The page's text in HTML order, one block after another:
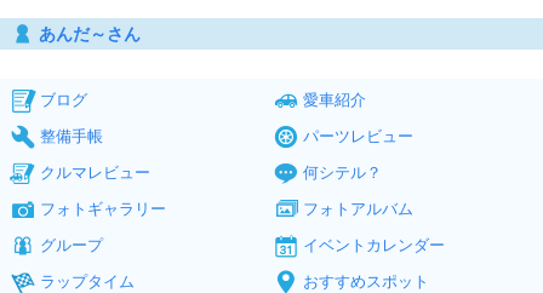
あんだ～さん
ブログ
愛車紹介
整備手帳
パーツレビュー
クルマレビュー
何シテル？
フォトギャラリー
フォトアルバム
グループ
イベントカレンダー
ラップタイム
おすすめスポット